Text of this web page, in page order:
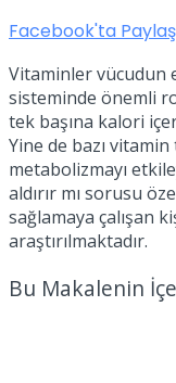
Facebook'ta Paylaş
Vitaminler vücudun
sisteminde önemli
tek başına kalori
Yine de bazı
metabolizmayı
aldırır mı sorusu
sağlamaya çalışan
araştırılmaktadır.
Bu Makalenin